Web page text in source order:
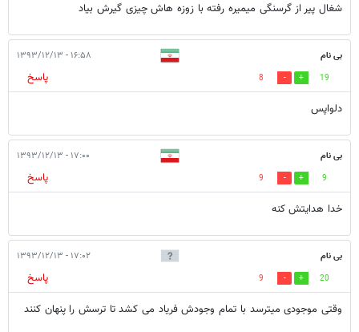
شغال پیر از گرسنگی میمیره رفته با زوزه هاش چیزی گیرش بیاد
بی نام ۱۶:۵۸ - ۱۳۹۳/۱۲/۱۳
19
8
پاسخ
دلواپس
بی نام ۱۷:۰۰ - ۱۳۹۳/۱۲/۱۳
9
9
پاسخ
خدا هدایتش کنه
بی نام ۱۷:۰۲ - ۱۳۹۳/۱۲/۱۳
20
9
پاسخ
وقتی موجودی میترسد با تمام وجودش فریاد می کشد تا ترسش را پنهان کنند